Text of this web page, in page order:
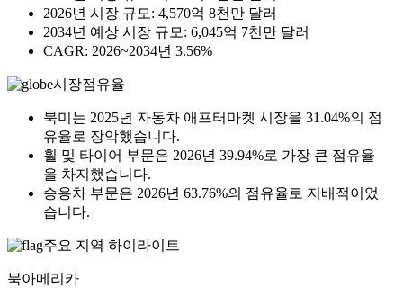
2026년 시장 규모: 4,570억 8천만 달러
2034년 예상 시장 규모: 6,045억 7천만 달러
CAGR: 2026~2034년 3.56%
시장점유율
북미는 2025년 자동차 애프터마켓 시장을 31.04%의 점
유율로 장악했습니다.
휠 및 타이어 부문은 2026년 39.94%로 가장 큰 점유율
을 차지했습니다.
승용차 부문은 2026년 63.76%의 점유율로 지배적이었
습니다.
주요 지역 하이라이트
북아메리카